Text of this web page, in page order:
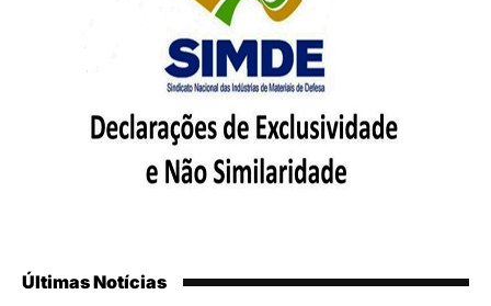
Últimas Notícias